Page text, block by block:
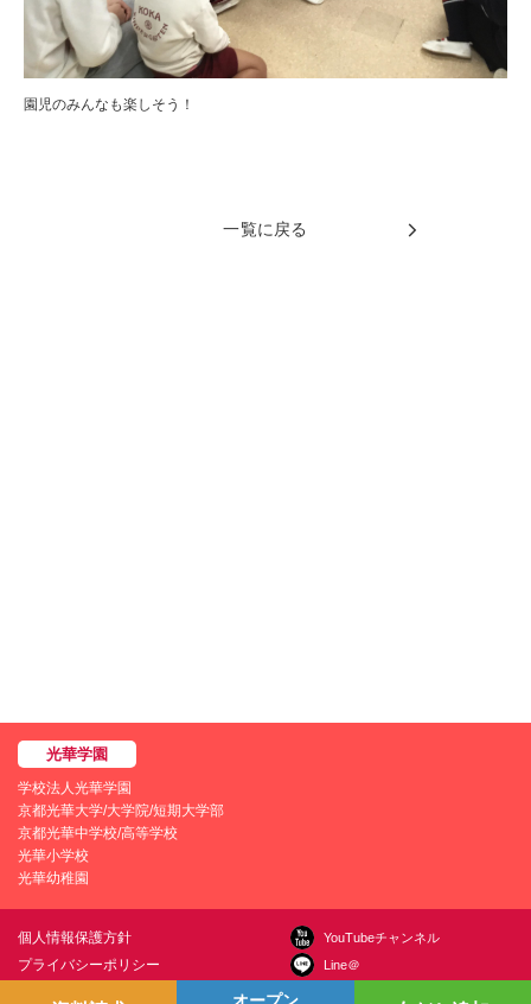
園児のみんなも楽しそう！
一覧に戻る
学校法人光華学園
京都光華大学/大学院/短期大学部
京都光華中学校/高等学校
光華小学校
光華幼稚園
個人情報保護方針
プライバシーポリシー
YouTubeチャンネル
Line＠